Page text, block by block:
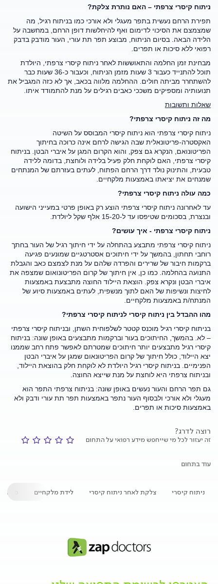
ניתוח קיסרי צרפתי – האם נותרת צלקת?
תפירת הרחם נעשית בתפר מעגלי ולא אורכי כמו בניתוח רגיל, מה
שמצמצם את הסיכוי לדימום ואף להיחלשות דופן הרחם, במחשבה על
הלידה הבאה. בסיום הניתוח, מבוצע תפר תת עורי, העור מודבק בדבק
רפואי ללא סיכות או תפרים.
מבחינת זמן החלמה והתאוששות לאחר ניתוח קיסרי צרפתי, היולדת
תוכל להתנייד כעבור 3 שעות מזמן הניתוח, וכעבור כ-36 שעות כבר
להשתחרר מביתה חולים. ההחלמה מלווה בכאב, אך לא כזה המגביל את
תנועותיה ומספיקים משככי כאבים רגילים על מנת להתמודד איתו.
שאלות ותשובות
מה זה ניתוח קיסרי צרפתי?
ניתוח קיסרי צרפתי הוא ניתוח קיסרי המבוסס על השיטה
האקסטרה-פריטונאלית שבה הגישה לרחם אינה כרוכה בחיתוך
הפריטונואם, הנקרא גם צפק, והוא הקרום המגן על איברי הבטן. בניתוח
קיסרי צרפתי, האם לוקחת חלק פעיל בלידה ולוחצת, בדומה ללידה
טבעית, והתינוק נולד דרך הרחם הפתוח, לעתים בעזרתם של המנתחים
שמנחים את יציאתו באמצעות מלקחיים.
כמה עולה ניתוח קיסרי צרפתי?
עד לאחרונה ניתוח קיסרי צרפתי הוצע רק באופן פרטי במעייני הישועה
ובנצרת, בסכומים שטיפסו עד ל-15-20 אלף שקל ליולדת.
ניתוח קיסרי צרפתי - איך עושים?
ניתוח קיסרי צרפתי מתבצע בהתחלה על ידי חיתוך רגיל של העור בחתך
רוחבי תחתון, בהמשך על ידי חיתוכים אסטרטגיים שמונעים פגיעה
ברקמות חיבור של שרירים והפרדה שלהם על מנת לצמצם כאב והגבלת
התנועה בהחלמה. כמו כן, אין חיתוך של קרום הפריטונואום שמצפה את
איברי הבטן ונקרא צפק. הוצאת היילוד החוצה מתבצעת באמצעות
לחיצות ונשיפות של האם לתוך מנשפית, לעתים באמצעות סיוע של
המנתח/ת באמצעות מלקחיים.
מהו ההבדל בין ניתוח קיסרי לניתוח קיסרי צרפתי?
בניתוח קיסרי רגיל מוכנס קטטר לשלפוחית השתן, ובניתוח קיסרי צרפתי
– לא. בהמשך, החיתוכים בעור וברקמות מתבצעים באופן שונה: בניתוח
קיסרי רגיל מתבצעים יותר חיתוכים שמטרתם לאפשר פתח רחב שממנו
יצא היילוד, כולל חיתוך של קרום הפריטונאום שמגן על איברי הבטן
הפנימיים. בניתוח קיסרי רגיל היולדת לא לוקחת חלק בהוצאת היילוד,
ובניתוח צרפתי היא לוחצת על מנת שייצא החוצה.
גם תפר הרחם והעור נעשים באופן שונה: בניתוח צרפתי התפר הוא
מעגלי ולא אורכי ולבסוף העור נתפר באמצעות תפר תת עורי ודבק ולא
באמצעות סיכות או תפרים.
רוצה לדרג?
זה יעזור לכל מי שייחפש מידע רפואי על התחום
עוד בתחום
ניתוח קיסרי צלקת לאחר ניתוח קיסרי לידת מלקחיים